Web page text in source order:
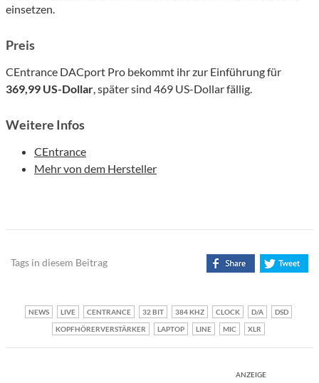
einsetzen.
Preis
CEntrance DACport Pro bekommt ihr zur Einführung für
369,99 US-Dollar, später sind 469 US-Dollar fällig.
Weitere Infos
CEntrance
Mehr von dem Hersteller
Tags in diesem Beitrag
NEWS LIVE CENTRANCE 32 BIT 384 KHZ CLOCK D/A
DSD
KOPFHÖRERVERSTÄRKER
LAPTOP LINE MIC XLR
ANZEIGE